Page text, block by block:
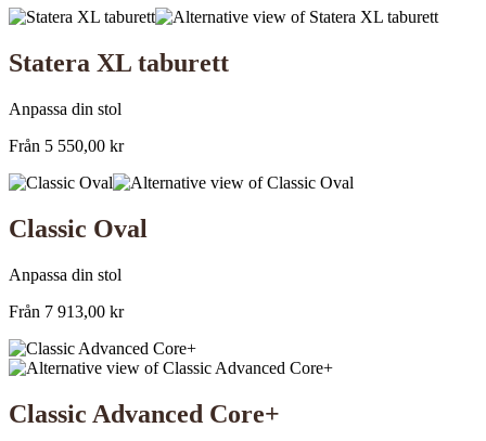
Statera XL taburett
Anpassa din stol
Från 5 550,00 kr
Classic Oval
Anpassa din stol
Från 7 913,00 kr
Classic Advanced Core+